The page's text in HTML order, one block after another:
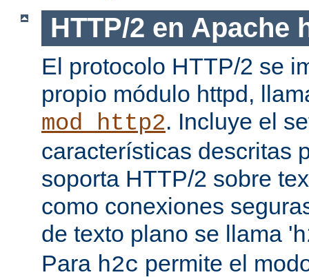
HTTP/2 en Apache
El protocolo HTTP/2 se
propio módulo httpd,
mod_http2. Incluye el
características descritas
soporta HTTP/2 sobre
como conexiones
de texto plano se llama '
Para h2c permite el